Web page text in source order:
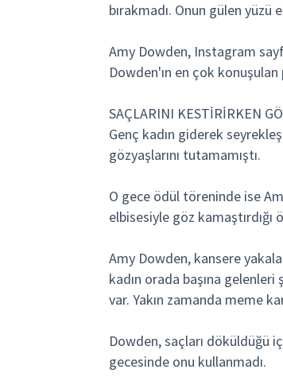
bırakmadı. Onun gülen yüzü
Amy Dowden, Instagram
Dowden'ın en çok
SAÇLARINI KESTİRİRKEN
Genç kadın giderek
gözyaşlarını tutamamıştı.
O gece ödül töreninde ise
elbisesiyle göz
Amy Dowden, kansere
kadın orada başına
var. Yakın zamanda meme
Dowden, saçları döküldüğü
gecesinde onu kullanmadı.